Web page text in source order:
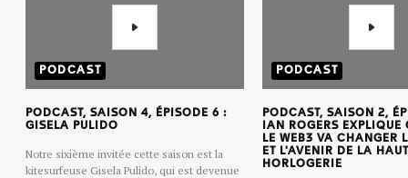
PODCAST, SAISON 4, ÉPISODE 6 :
GISELA PULIDO
Notre sixième invitée cette saison est la
kitesurfeuse Gisela Pulido, qui est devenue
PODCAST
PODCAST, SAISON 2,
IAN ROGERS EXPLIQUE
LE WEB3 VA CHANGER
ET L'AVENIR DE LA
HORLOGERIE
PODCAST